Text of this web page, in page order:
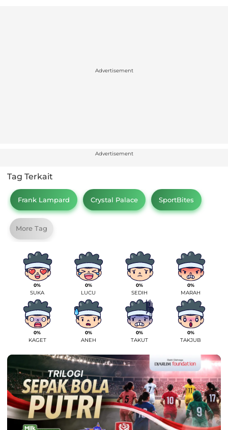
Advertisement
Advertisement
Tag Terkait
Frank Lampard Crystal Palace SportBites
More Tag
0%
SUKA
0%
LUCU
0%
SEDIH
0%
MARAH
0%
KAGET
0%
ANEH
0%
TAKUT
0%
TAKJUB